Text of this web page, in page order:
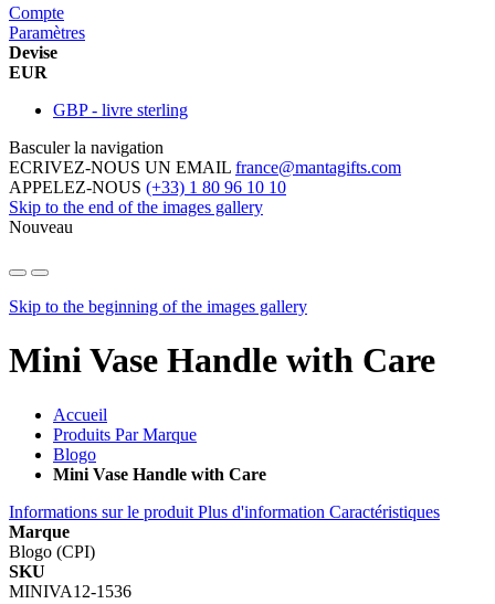
Compte
Paramètres
Devise
EUR
GBP - livre sterling
Basculer la navigation
ECRIVEZ-NOUS UN EMAIL france@mantagifts.com
APPELEZ-NOUS (+33) 1 80 96 10 10
Skip to the end of the images gallery
Nouveau
Skip to the beginning of the images gallery
Mini Vase Handle with Care
Accueil
Produits Par Marque
Blogo
Mini Vase Handle with Care
Informations sur le produit Plus d'information Caractéristiques
Marque
Blogo (CPI)
SKU
MINIVA12-1536